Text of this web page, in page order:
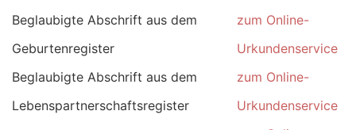
Beglaubigte Abschrift aus dem
Geburtenregister
zum Online-
Urkundenservice
Beglaubigte Abschrift aus dem
Lebenspartnerschaftsregister
zum Online-
Urkundenservice